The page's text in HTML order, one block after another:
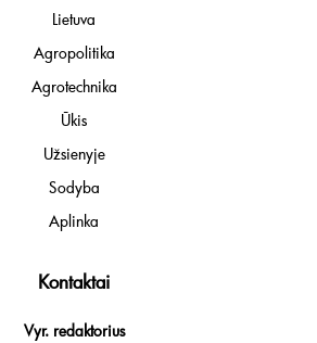
Lietuva
Agropolitika
Agrotechnika
Ūkis
Užsienyje
Sodyba
Aplinka
Kontaktai
Vyr. redaktorius